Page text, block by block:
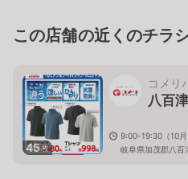
この店舗の近くのチラ
45枚
コメリ
八百
9:00-19:30（10月
岐阜県加茂郡八百